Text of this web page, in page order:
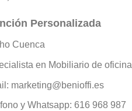
Personalizada
Cuenca
en Mobiliario de oficina
marketing@benioffi.es
y Whatsapp: 616 968 987